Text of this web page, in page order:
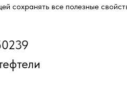
сохранять все полезные